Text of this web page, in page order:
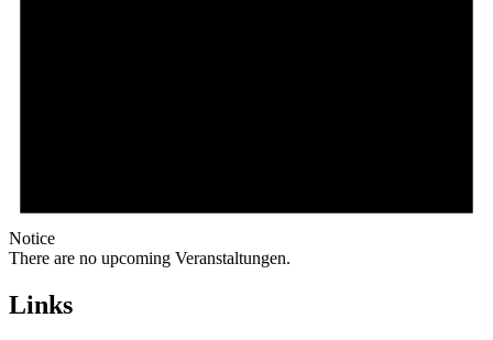
Notice
There are no upcoming Veranstaltungen.
Links